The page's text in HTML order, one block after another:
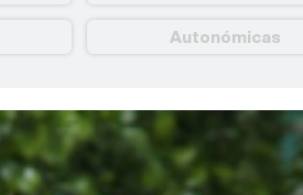
Autonómicas